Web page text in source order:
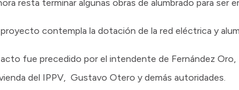
resta terminar algunas obras de alumbrado para ser
proyecto contempla la dotación de la red eléctrica y
acto fue precedido por el intendente de Fernández
del IPPV, Gustavo Otero y demás autoridades.